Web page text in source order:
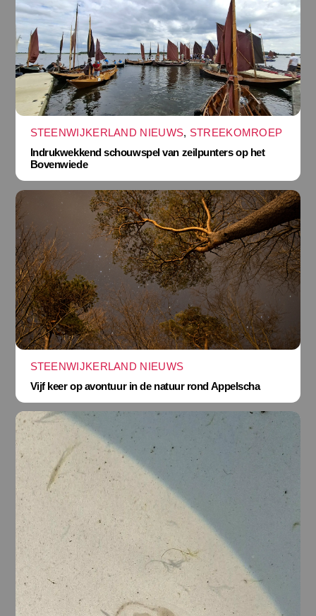
STEENWIJKERLAND NIEUWS, STREEKOMROEP
Indrukwekkend schouwspel van zeilpunters op het
Bovenwiede
STEENWIJKERLAND NIEUWS
Vijf keer op avontuur in de natuur rond Appelscha